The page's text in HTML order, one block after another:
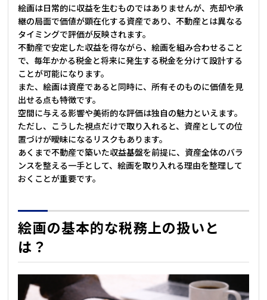
絵画は日常的に収益を生むものではありませんが、売却や承
継の局面で価値が顕在化する資産であり、不動産とは異なる
タイミングで評価が反映されます。
不動産で安定した収益を得ながら、絵画を組み合わせること
で、毎年かかる税金と将来に発生する税金を分けて設計する
ことが可能になります。
また、絵画は資産であると同時に、所有そのものに価値を見
出せる点も特徴です。
空間に与える影響や美術的な評価は独自の魅力といえます。
ただし、こうした視点だけで取り入れると、資産としての位
置づけが曖昧になるリスクもあります。
あくまで不動産で築いた収益基盤を前提に、資産全体のバラ
ンスを整える一手として、絵画を取り入れる理由を整理して
おくことが重要です。
絵画の基本的な税務上の扱いと
は？